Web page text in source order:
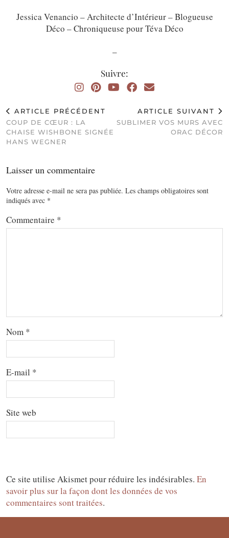
Jessica Venancio – Architecte d’Intérieur – Blogueuse
Déco – Chroniqueuse pour Téva Déco
Suivre:
ARTICLE PRÉCÉDENT
COUP DE CŒUR : LA
CHAISE WISHBONE SIGNÉE
HANS WEGNER
ARTICLE SUIVANT
SUBLIMER VOS MURS AVEC
ORAC DÉCOR
Laisser un commentaire
Votre adresse e-mail ne sera pas publiée. Les champs obligatoires sont
indiqués avec *
Commentaire *
Nom *
E-mail *
Site web
Ce site utilise Akismet pour réduire les indésirables. En
savoir plus sur la façon dont les données de vos
commentaires sont traitées.